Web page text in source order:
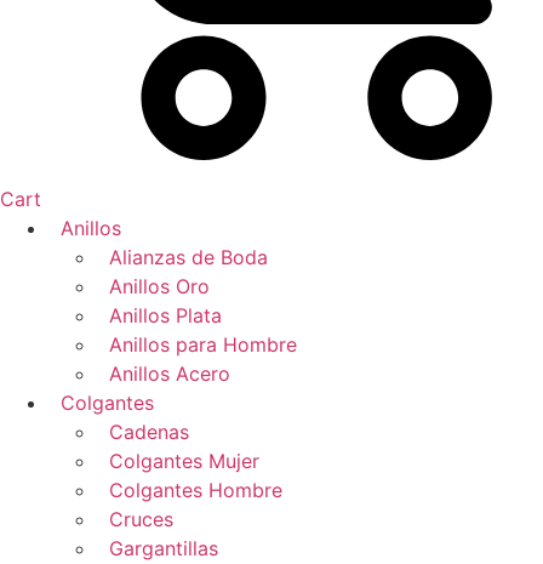
Cart
Anillos
Alianzas de Boda
Anillos Oro
Anillos Plata
Anillos para Hombre
Anillos Acero
Colgantes
Cadenas
Colgantes Mujer
Colgantes Hombre
Cruces
Gargantillas